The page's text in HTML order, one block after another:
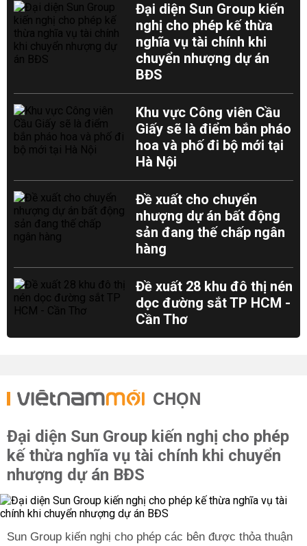
Đại diện Sun Group kiến
nghị cho phép kế thừa
nghĩa vụ tài chính khi
chuyển nhượng dự án
BĐS
Khu vực Công viên Cầu
Giấy sẽ là điểm bắn pháo
hoa và phố đi bộ mới tại
Hà Nội
Đề xuất cho chuyển
nhượng dự án bất động
sản đang thế chấp ngân
hàng
Đề xuất 28 khu đô thị nén
dọc đường sắt TP HCM -
Cần Thơ
CHỌN
Đại diện Sun Group kiến nghị cho phép
kế thừa nghĩa vụ tài chính khi chuyển
nhượng dự án BĐS
Sun Group kiến nghị cho phép các bên được thỏa thuận